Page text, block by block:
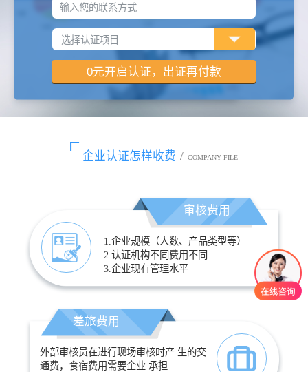
输入您的联系方式
企业认证怎样收费 / COMPANY FILE
审核费用
1.企业规模（人数、产品类型等）
2.认证机构不同费用不同
3.企业现有管理水平
差旅费用
外部审核员在进行现场审核时产 生的交
通费，食宿费用需要企业 承担